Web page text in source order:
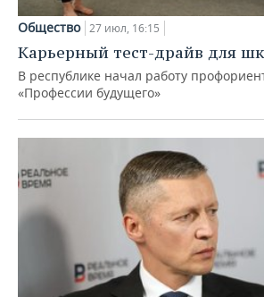
Общество 27 июл, 16:15
Карьерный тест-драйв для
В республике начал работу
«Профессии будущего»